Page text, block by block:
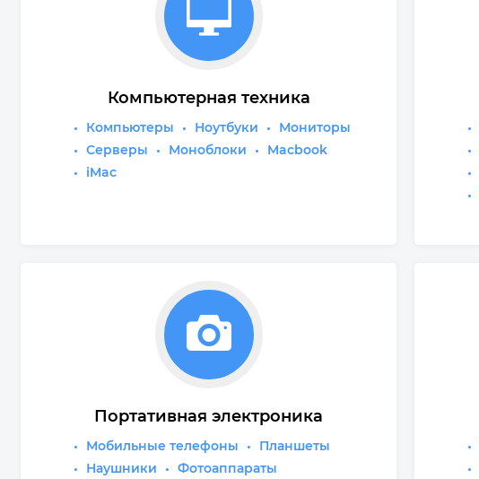
Компьютерная техника
Компьютеры Ноутбуки
Мониторы
Серверы
Моноблоки
Macbook
iMac
Портативная электроника
Мобильные телефоны
Планшеты
Наушники
Фотоаппараты